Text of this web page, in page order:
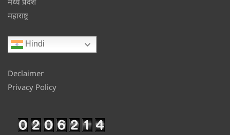
महाराष्ट्र
Hindi
Declaimer
Privacy Policy